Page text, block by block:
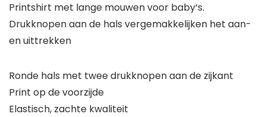
Printshirt met lange mouwen voor baby‘s.
Drukknopen aan de hals vergemakkelijken het aan-
en uittrekken
Ronde hals met twee drukknopen aan de zijkant
Print op de voorzijde
Elastisch, zachte kwaliteit